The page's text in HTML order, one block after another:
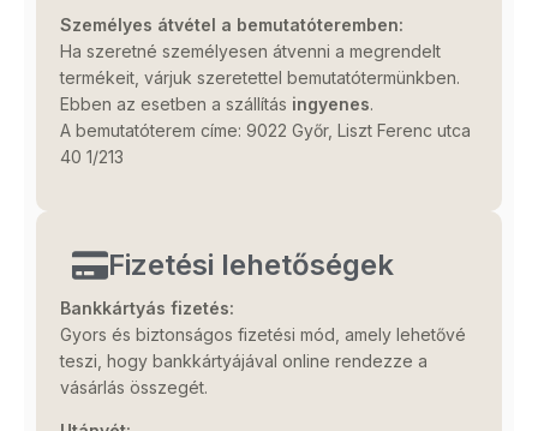
Személyes átvétel a bemutatóteremben:
Ha szeretné személyesen átvenni a megrendelt
termékeit, várjuk szeretettel bemutatótermünkben.
Ebben az esetben a szállítás ingyenes.
A bemutatóterem címe: 9022 Győr, Liszt Ferenc utca
40 1/213
Fizetési lehetőségek
Bankkártyás fizetés:
Gyors és biztonságos fizetési mód, amely lehetővé
teszi, hogy bankkártyájával online rendezze a
vásárlás összegét.